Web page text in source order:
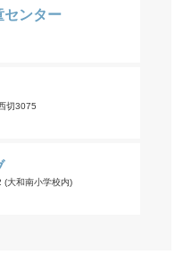
センター
切3075
(大和南小学校内)